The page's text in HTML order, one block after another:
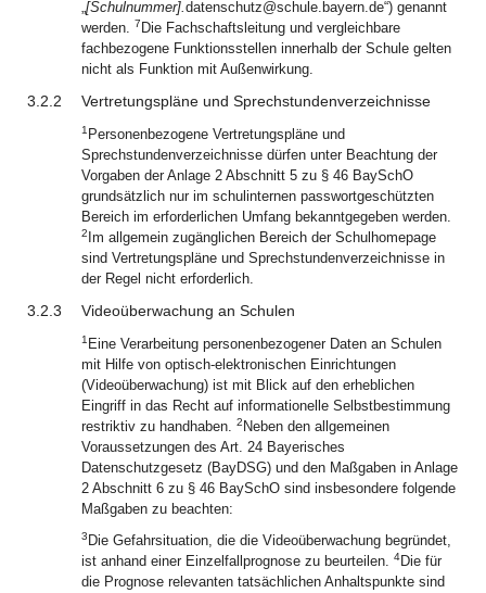
„[Schulnummer].datenschutz@schule.bayern.de“) genannt
werden. 7 Die Fachschaftsleitung und vergleichbare
fachbezogene Funktionsstellen innerhalb der Schule gelten
nicht als Funktion mit Außenwirkung.
3.2.2 Vertretungspläne und Sprechstundenverzeichnisse
1 Personenbezogene Vertretungspläne und
Sprechstundenverzeichnisse dürfen unter Beachtung der
Vorgaben der Anlage 2 Abschnitt 5 zu § 46 BaySchO
grundsätzlich nur im schulinternen passwortgeschützten
Bereich im erforderlichen Umfang bekanntgegeben werden.
2 Im allgemein zugänglichen Bereich der Schulhomepage
sind Vertretungspläne und Sprechstundenverzeichnisse in
der Regel nicht erforderlich.
3.2.3 Videoüberwachung an Schulen
1 Eine Verarbeitung personenbezogener Daten an Schulen
mit Hilfe von optisch-elektronischen Einrichtungen
(Videoüberwachung) ist mit Blick auf den erheblichen
Eingriff in das Recht auf informationelle Selbstbestimmung
restriktiv zu handhaben. 2 Neben den allgemeinen
Voraussetzungen des Art. 24 Bayerisches
Datenschutzgesetz (BayDSG) und den Maßgaben in Anlage
2 Abschnitt 6 zu § 46 BaySchO sind insbesondere folgende
Maßgaben zu beachten:
3 Die Gefahrsituation, die die Videoüberwachung begründet,
ist anhand einer Einzelfallprognose zu beurteilen. 4Die für
die Prognose relevanten tatsächlichen Anhaltspunkte sind